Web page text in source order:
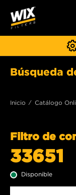
Búsqueda
Inicio Catálogo
Filtro de
33651
Disponible